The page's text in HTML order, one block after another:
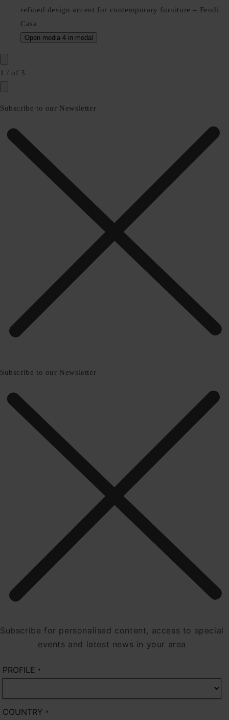
Open media 4 in modal
1 / of 3
Subscribe to our Newsletter
Subscribe to our Newsletter
Subscribe for personalised content, access to special
events and latest news in your area
PROFILE *
COUNTRY *